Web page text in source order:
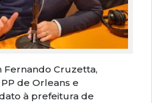
Fernando Cruzetta,
de Orleans e
à prefeitura de